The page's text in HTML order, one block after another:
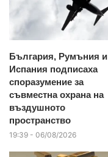
България, Румъния и
Испания подписаха
споразумение за
съвместна охрана на
въздушното
пространство
19:39 - 06/08/2026